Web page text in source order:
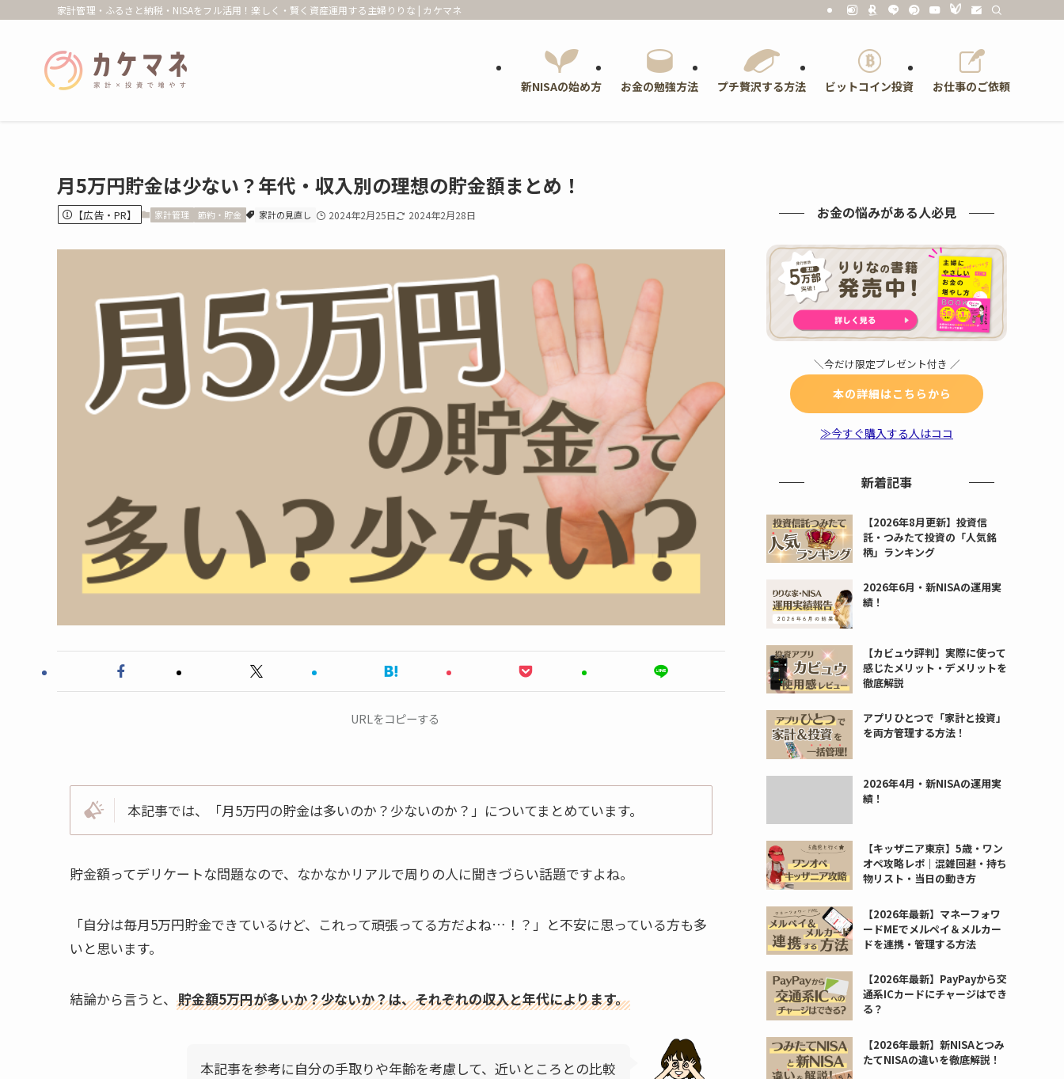
家計管理・ふるさと納税・NISAをフル活用！楽しく・賢く資産運用する主婦りりな | カケマネ
新NISAの始め方 お金の勉強方法 プチ贅沢する方法 ビットコイン投資 お仕事のご依頼
月5万円貯金は少ない？年代・収入別の理想の貯金額まとめ！
【広告・PR】 家計管理 節約・貯金 家計の見直し 2024年2月25日 2024年2月28日
URLをコピーする
本記事では、「月5万円の貯金は多いのか？少ないのか？」についてまとめています。
貯金額ってデリケートな問題なので、なかなかリアルで周りの人に聞きづらい話題ですよね。
「自分は毎月5万円貯金できているけど、これって頑張ってる方だよね…！？」と不安に思っている方も多
いと思います。
結論から言うと、 貯金額5万円が多いか？少ないか？は、それぞれの収入と年代によります。
本記事を参考に自分の手取りや年齢を考慮して、近いところとの比較
お金の悩みがある人必見
＼今だけ限定プレゼント付き ／
本の詳細はこちらから
≫今すぐ購入する人はココ
新着記事
【2026年8月更新】投資信
託・つみたて投資の「人気銘
柄」ランキング
2026年6月・新NISAの運用実
績！
【カビュウ評判】実際に使って
感じたメリット・デメリットを
徹底解説
アプリひとつで「家計と投資」
を両方管理する方法！
2026年4月・新NISAの運用実
績！
【キッザニア東京】5歳・ワン
オペ攻略レポ｜混雑回避・持ち
物リスト・当日の動き方
【2026年最新】マネーフォワ
ードMEでメルペイ＆メルカー
ドを連携・管理する方法
【2026年最新】PayPayから交
通系ICカードにチャージはでき
る？
【2026年最新】新NISAとつみ
たてNISAの違いを徹底解説！